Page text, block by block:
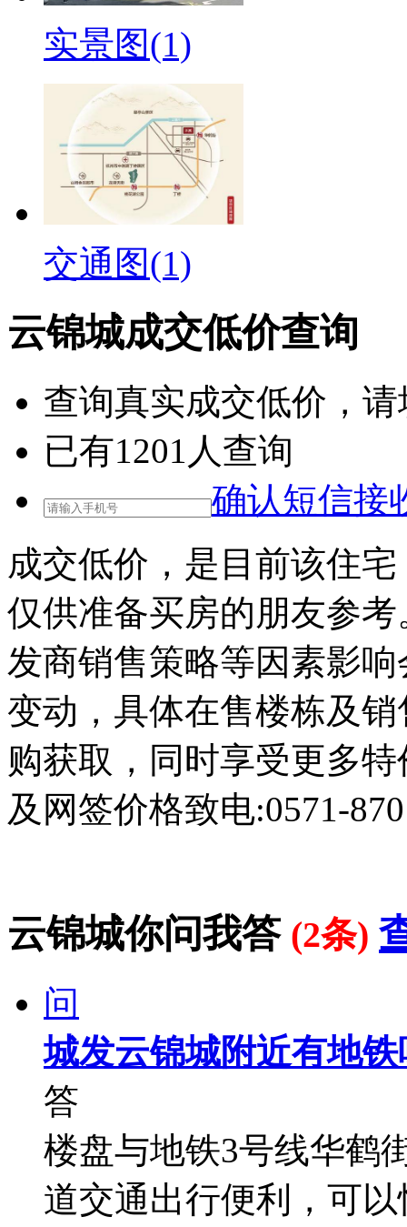
实景图(1)
交通图(1)
云锦城成交低价查询
查询真实成交低价 ，
已有1201 人查询
确认短信接
成交低价，是目前该住
仅供准备买房的朋友参
发商销售策略等因素影
变动，具体在售楼栋及
购获取，同时享受更多
及网签价格致电:0571-
云锦城你问我答 (2条)
问
城发云锦城附近有地铁
答
楼盘与地铁3号线华鹤
道交通出行便利，可